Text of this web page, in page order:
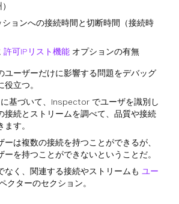
ョンへの接続時間と切断時間（接続時
許可IPリスト機能 オプションの有無
ユーザーだけに影響する問題をデバッグ
立つ。
基づいて、Inspector でユーザを識別し
接続とストリームを調べて、品質や接続
す。
ーは複数の接続を持つことができるが、
ーを持つことができないということだ。
なく、関連する接続やストリームも ユー
クターのセクション。